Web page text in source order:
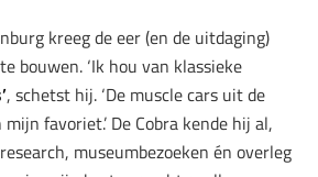
kreeg de eer (en de uitdaging)
bouwen. ‘Ik hou van klassieke
, schetst hij. ‘De muscle cars uit de
favoriet.’ De Cobra kende hij al,
museumbezoeken én overleg